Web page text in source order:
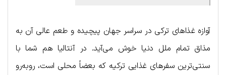
آوازه غذاهای ترکی در سراسر جهان پیچیده و طعم عالی آن به
مذاق تمام ملل دنیا خوش می‌آید. در آنتالیا هم شما با
سنتی‌ترین سفرهای غذایی ترکیه که بعضاً محلی است، روبه‌رو